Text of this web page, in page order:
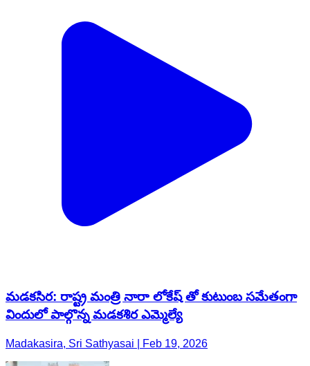
మడకసిర: రాష్ట్ర మంత్రి నారా లోకేష్ తో కుటుంబ సమేతంగా
విందులో పాల్గొన్న మడకశిర ఎమ్మెల్యే
Madakasira, Sri Sathyasai | Feb 19, 2026